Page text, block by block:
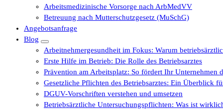
Arbeitsmedizinische Vorsorge nach ArbMedVV
Betreuung nach Mutterschutzgesetz (MuSchG)
Angebotsanfrage
Blog
Arbeitnehmergesundheit im Fokus: Warum
Erste Hilfe im Betrieb: Die Rolle des Betriebsarztes
Prävention am Arbeitsplatz: So fördert Ihr Unternehmen
Gesetzliche Pflichten des Betriebsarztes: Ein Überblick
DGUV-Vorschriften verstehen und umsetzen
Betriebsärztliche Untersuchungspflichten: Was ist